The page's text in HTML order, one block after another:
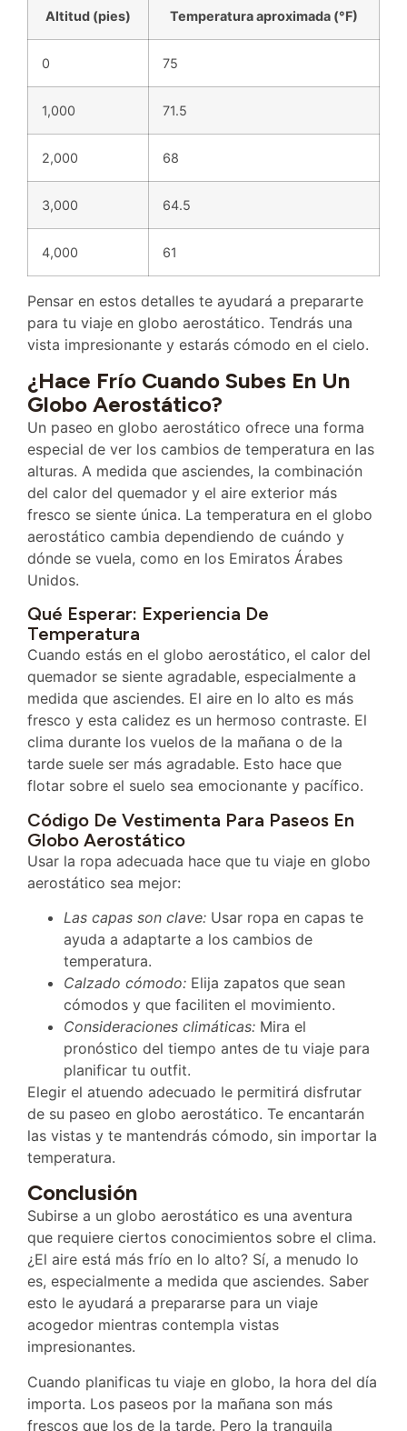
Altitud (pies) Temperatura aproximada (°F)
0 75
1,000 71.5
2,000 68
3,000 64.5
4,000 61
Pensar en estos detalles te ayudará a prepararte
para tu viaje en globo aerostático. Tendrás una
vista impresionante y estarás cómodo en el cielo.
¿Hace Frío Cuando Subes En Un
Globo Aerostático?
Un paseo en globo aerostático ofrece una forma
especial de ver los cambios de temperatura en las
alturas. A medida que asciendes, la combinación
del calor del quemador y el aire exterior más
fresco se siente única. La temperatura en el globo
aerostático cambia dependiendo de cuándo y
dónde se vuela, como en los Emiratos Árabes
Unidos.
Qué Esperar: Experiencia De
Temperatura
Cuando estás en el globo aerostático, el calor del
quemador se siente agradable, especialmente a
medida que asciendes. El aire en lo alto es más
fresco y esta calidez es un hermoso contraste. El
clima durante los vuelos de la mañana o de la
tarde suele ser más agradable. Esto hace que
flotar sobre el suelo sea emocionante y pacífico.
Código De Vestimenta Para Paseos En
Globo Aerostático
Usar la ropa adecuada hace que tu viaje en globo
aerostático sea mejor:
Las capas son clave: Usar ropa en capas te
ayuda a adaptarte a los cambios de
temperatura.
Calzado cómodo: Elija zapatos que sean
cómodos y que faciliten el movimiento.
Consideraciones climáticas: Mira el
pronóstico del tiempo antes de tu viaje para
planificar tu outfit.
Elegir el atuendo adecuado le permitirá disfrutar
de su paseo en globo aerostático. Te encantarán
las vistas y te mantendrás cómodo, sin importar la
temperatura.
Conclusión
Subirse a un globo aerostático es una aventura
que requiere ciertos conocimientos sobre el clima.
¿El aire está más frío en lo alto? Sí, a menudo lo
es, especialmente a medida que asciendes. Saber
esto le ayudará a prepararse para un viaje
acogedor mientras contempla vistas
impresionantes.
Cuando planificas tu viaje en globo, la hora del día
importa. Los paseos por la mañana son más
frescos que los de la tarde. Pero la tranquila